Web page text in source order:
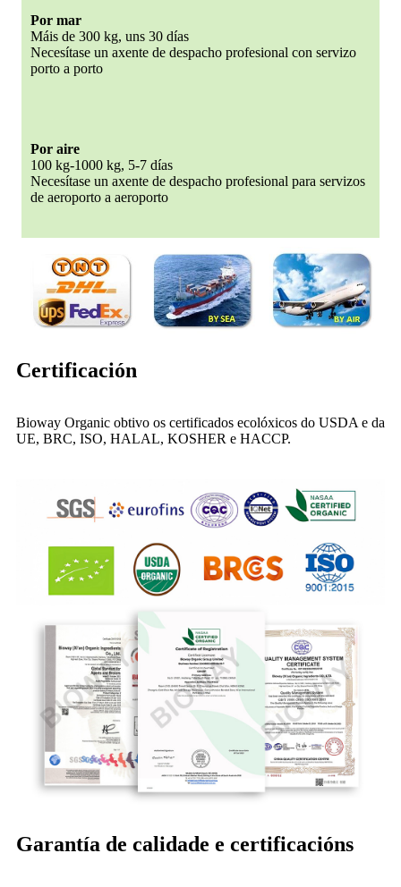
Por mar
Máis de 300 kg, uns 30 días
Necesítase un axente de despacho profesional con servizo
porto a porto
Por aire
100 kg-1000 kg, 5-7 días
Necesítase un axente de despacho profesional para servizos
de aeroporto a aeroporto
Certificación
Bioway Organic obtivo os certificados ecolóxicos do USDA e da
UE, BRC, ISO, HALAL, KOSHER e HACCP.
Garantía de calidade e certificacións